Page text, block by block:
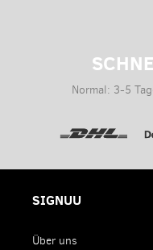
Normal: 3-5
SIGNUU
Über uns